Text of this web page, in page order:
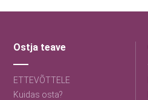
Ostja teave
ETTEVÕTTELE
Kuidas osta?